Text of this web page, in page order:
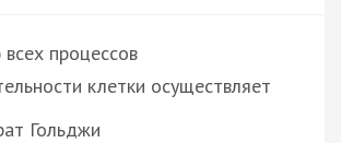
процессов
клетки осуществляет
Гольджи